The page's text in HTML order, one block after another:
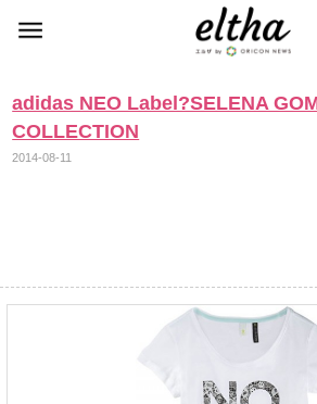
adidas NEO Label?SELENA
COLLECTION
2014-08-11